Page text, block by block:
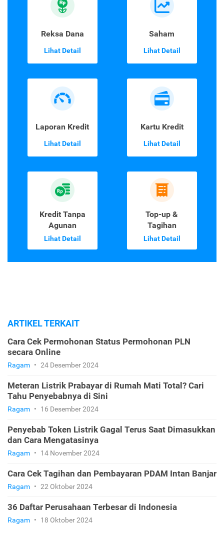
Reksa Dana
Lihat Detail
Saham
Lihat Detail
Laporan Kredit
Lihat Detail
Kartu Kredit
Lihat Detail
Kredit Tanpa
Agunan
Lihat Detail
Top-up &
Tagihan
Lihat Detail
ARTIKEL TERKAIT
Cara Cek Permohonan Status Permohonan PLN
secara Online
Ragam • 24 Desember 2024
Meteran Listrik Prabayar di Rumah Mati Total? Cari
Tahu Penyebabnya di Sini
Ragam • 16 Desember 2024
Penyebab Token Listrik Gagal Terus Saat Dimasukkan
dan Cara Mengatasinya
Ragam • 14 November 2024
Cara Cek Tagihan dan Pembayaran PDAM Intan Banjar
Ragam • 22 Oktober 2024
36 Daftar Perusahaan Terbesar di Indonesia
Ragam • 18 Oktober 2024